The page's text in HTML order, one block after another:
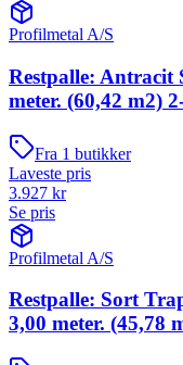
Profilmetal A/S
Restpalle: Antracit
meter. (60,42 m2)
Fra 1 butikker
Laveste pris
3.927 kr
Se pris
Profilmetal A/S
Restpalle: Sort
3,00 meter. (45,78